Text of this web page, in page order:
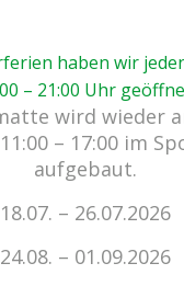
haben wir
– 21:00 Uhr
wird wieder
– 17:00 im
aufgebaut.
18.07. – 26.07.2026
24.08. – 01.09.2026